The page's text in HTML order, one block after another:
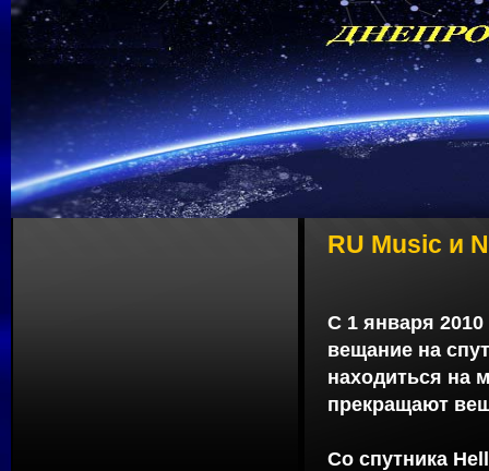
RU Music и
С 1 января
вещание на
находиться на
прекращают
Со спутника